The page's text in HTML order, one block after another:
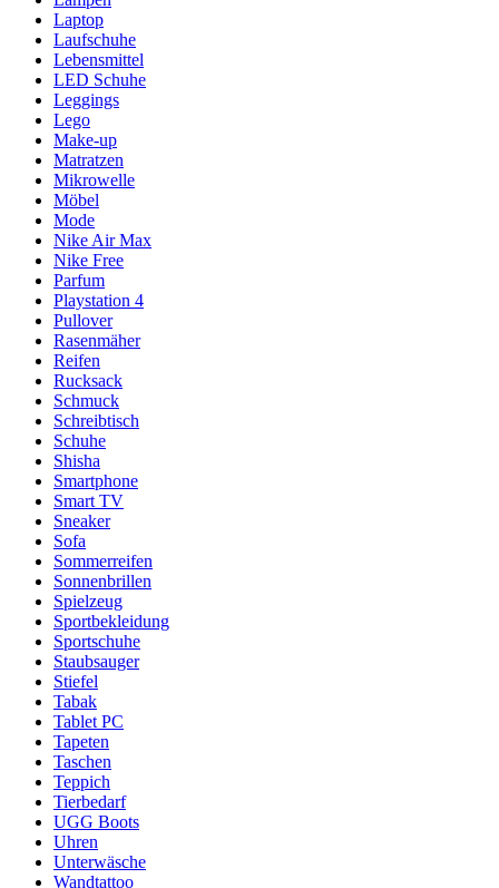
Laptop
Laufschuhe
Lebensmittel
LED Schuhe
Leggings
Lego
Make-up
Matratzen
Mikrowelle
Möbel
Mode
Nike Air Max
Nike Free
Parfum
Playstation 4
Pullover
Rasenmäher
Reifen
Rucksack
Schmuck
Schreibtisch
Schuhe
Shisha
Smartphone
Smart TV
Sneaker
Sofa
Sommerreifen
Sonnenbrillen
Spielzeug
Sportbekleidung
Sportschuhe
Staubsauger
Stiefel
Tabak
Tablet PC
Tapeten
Taschen
Teppich
Tierbedarf
UGG Boots
Uhren
Unterwäsche
Wandtattoo